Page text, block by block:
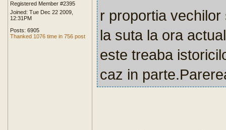
Registered Member #2395
Joined: Tue Dec 22 2009,
12:31PM
Posts: 6905
Thanked 1076 time in 756 post
r proportia
la suta la ora
este treaba
caz in